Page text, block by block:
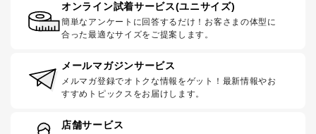
オンライン試着サービス(ユニサイズ)
簡単なアンケートに回答するだけ！お客さまの体型に
合った最適なサイズをご提案します。
メールマガジンサービス
メルマガ登録でオトクな情報をゲット！最新情報やお
すすめトピックスをお届けします。
店舗サービス